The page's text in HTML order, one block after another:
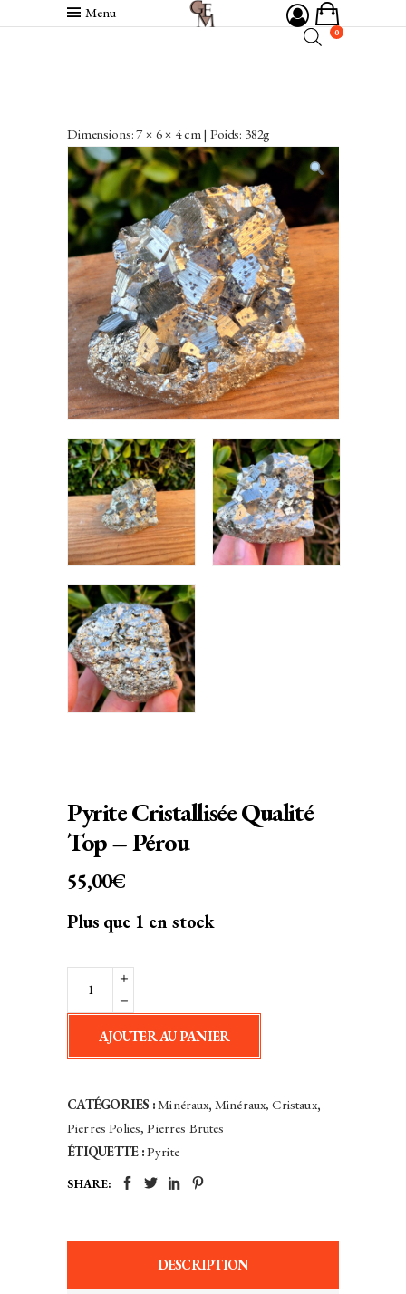
Menu
0
Dimensions: 7 × 6 × 4 cm | Poids: 382g
Pyrite Cristallisée Qualité
Top – Pérou
55,00€
Plus que 1 en stock
Cristallisée
Pérou
AJOUTER AU PANIER
CATÉGORIES :Minéraux, Minéraux, Cristaux,
Pierres Polies, Pierres Brutes
ÉTIQUETTE :Pyrite
SHARE:
DESCRIPTION